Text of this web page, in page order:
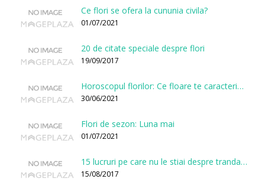
Ce flori se ofera la cununia civila?
01/07/2021
20 de citate speciale despre flori
19/09/2017
Horoscopul florilor: Ce floare te caracterizeaza in functie de ziua nasterii?
30/06/2021
Flori de sezon: Luna mai
01/07/2021
15 lucruri pe care nu le stiai despre trandafiri
15/08/2017